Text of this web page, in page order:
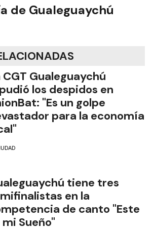
de Gualeguaychú
CGT Gualeguaychú
los despidos en
"Es un golpe
para la economía
tiene tres
en la
de canto "Este
mi Sueño"